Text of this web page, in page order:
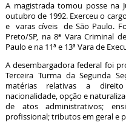
A magistrada tomou posse na
outubro de 1992. Exerceu o
e varas cíveis de São Paulo.
Preto/SP, na 8ª Vara Criminal
Paulo e na 11ª e 13ª Vara de
A desembargadora federal foi
Terceira Turma da Segunda
matérias relativas a direito
nacionalidade, opção e
de atos administrativos;
profissional; tributos em geral e